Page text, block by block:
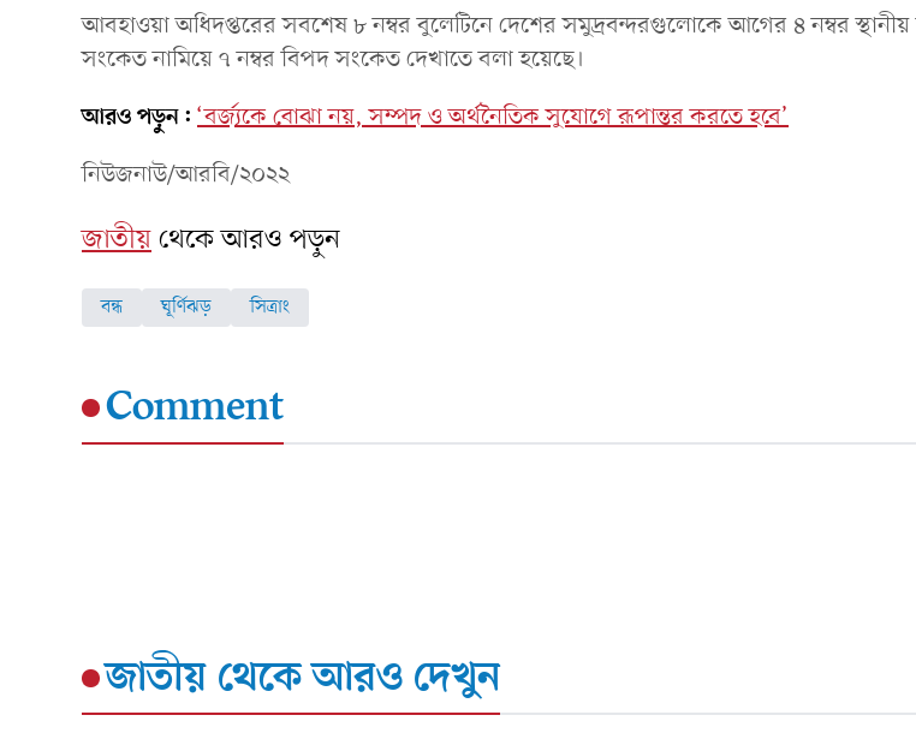
আবহাওয়া অধিদপ্তরের সবশেষ ৮ নম্বর বুলেটিনে দেশের সমুদ্রবন্দরগুলোকে আগের ৪ নম্বর স্থানীয়
সংকেত নামিয়ে ৭ নম্বর বিপদ সংকেত দেখাতে বলা হয়েছে।
আরও পড়ুন: ‘বর্জ্যকে বোঝা নয়, সম্পদ ও অর্থনৈতিক সুযোগে রূপান্তর করতে হবে’
নিউজনাউ/আরবি/২০২২
জাতীয়থেকে আরও পড়ুন
বন্ধ ঘূর্ণিঝড় সিত্রাং
Comment
জাতীয় থেকে আরও দেখুন